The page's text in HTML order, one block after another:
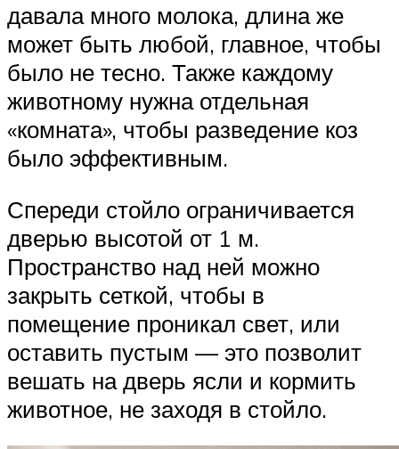
давала много молока, длина же
может быть любой, главное, чтобы
было не тесно. Также каждому
животному нужна отдельная
«комната», чтобы разведение коз
было эффективным.
Спереди стойло ограничивается
дверью высотой от 1 м.
Пространство над ней можно
закрыть сеткой, чтобы в
помещение проникал свет, или
оставить пустым — это позволит
вешать на дверь ясли и кормить
животное, не заходя в стойло.